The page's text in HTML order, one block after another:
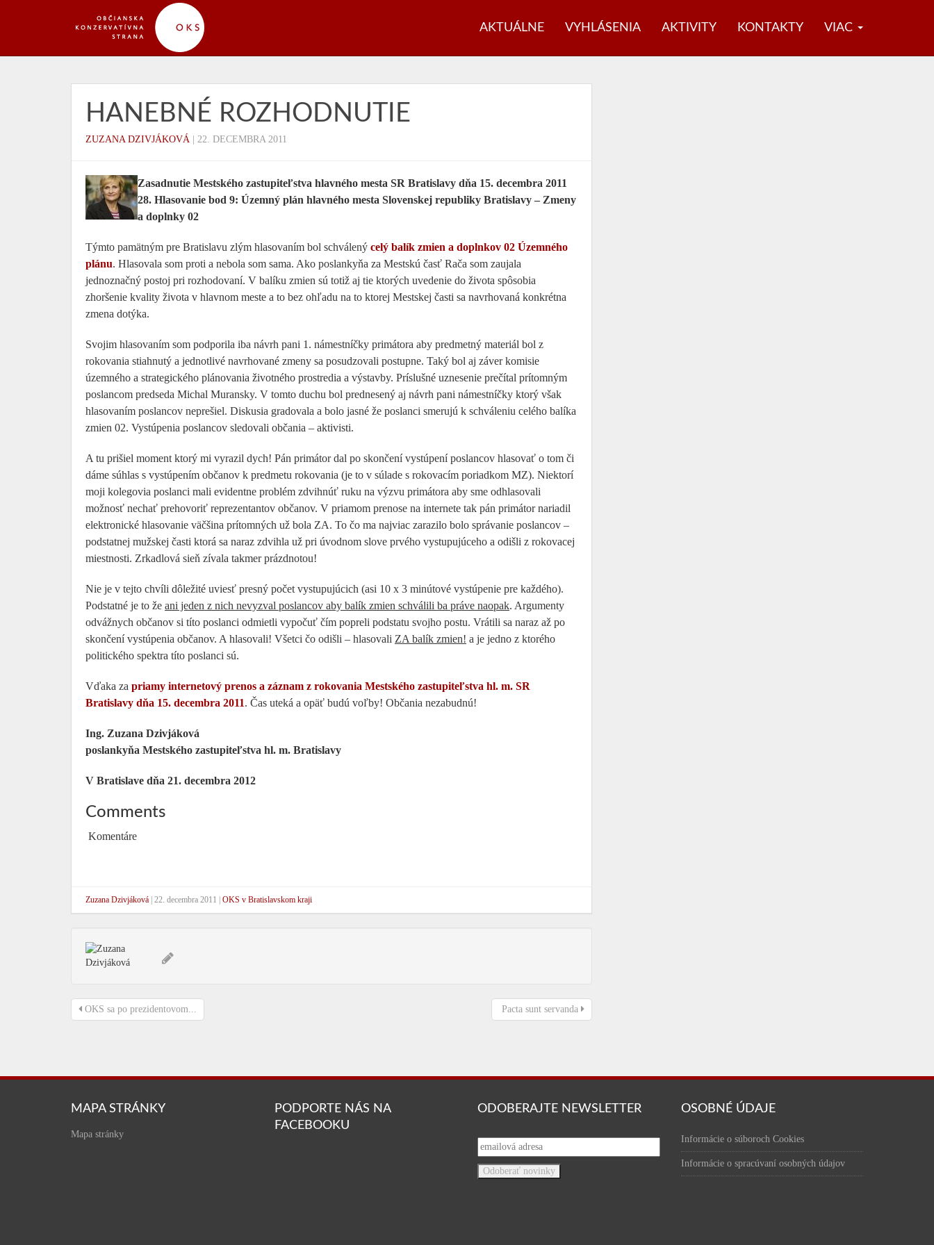
AKTUÁLNE VYHLÁSENIA AKTIVITY KONTAKTY VIAC
HANEBNÉ ROZHODNUTIE
ZUZANA DZIVJÁKOVÁ 22. DECEMBRA 2011
Zasadnutie Mestského zastupiteľstva hlavného mesta SR Bratislavy dňa 15. decembra 2011
28. Hlasovanie bod 9: Územný plán hlavného mesta Slovenskej republiky Bratislavy – Zmeny
a doplnky 02
Týmto pamätným pre Bratislavu zlým hlasovaním bol schválený celý balík zmien a doplnkov 02 Územného
plánu. Hlasovala som proti a nebola som sama. Ako poslankyňa za Mestskú časť Rača som zaujala
jednoznačný postoj pri rozhodovaní. V balíku zmien sú totiž aj tie ktorých uvedenie do života spôsobia
zhoršenie kvality života v hlavnom meste a to bez ohľadu na to ktorej Mestskej časti sa navrhovaná konkrétna
zmena dotýka.
Svojim hlasovaním som podporila iba návrh pani 1. námestníčky primátora aby predmetný materiál bol z
rokovania stiahnutý a jednotlivé navrhované zmeny sa posudzovali postupne. Taký bol aj záver komisie
územného a strategického plánovania životného prostredia a výstavby. Príslušné uznesenie prečítal prítomným
poslancom predseda Michal Muransky. V tomto duchu bol prednesený aj návrh pani námestníčky ktorý však
hlasovaním poslancov neprešiel. Diskusia gradovala a bolo jasné že poslanci smerujú k schváleniu celého balíka
zmien 02. Vystúpenia poslancov sledovali občania – aktivisti.
A tu prišiel moment ktorý mi vyrazil dych! Pán primátor dal po skončení vystúpení poslancov hlasovať o tom či
dáme súhlas s vystúpením občanov k predmetu rokovania (je to v súlade s rokovacím poriadkom MZ). Niektorí
moji kolegovia poslanci mali evidentne problém zdvihnúť ruku na výzvu primátora aby sme odhlasovali
možnosť nechať prehovoriť reprezentantov občanov. V priamom prenose na internete tak pán primátor nariadil
elektronické hlasovanie väčšina prítomných už bola ZA. To čo ma najviac zarazilo bolo správanie poslancov –
podstatnej mužskej časti ktorá sa naraz zdvihla už pri úvodnom slove prvého vystupujúceho a odišli z rokovacej
miestnosti. Zrkadlová sieň zívala takmer prázdnotou!
Nie je v tejto chvíli dôležité uviesť presný počet vystupujúcich (asi 10 x 3 minútové vystúpenie pre každého).
Podstatné je to že ani jeden z nich nevyzval poslancov aby balík zmien schválili ba práve naopak. Argumenty
odvážnych občanov si títo poslanci odmietli vypočuť čím popreli podstatu svojho postu. Vrátili sa naraz až po
skončení vystúpenia občanov. A hlasovali! Všetci čo odišli – hlasovali ZA balík zmien! a je jedno z ktorého
politického spektra títo poslanci sú.
Vďaka za priamy internetový prenos a záznam z rokovania Mestského zastupiteľstva hl. m. SR
Bratislavy dňa 15. decembra 2011. Čas uteká a opäť budú voľby! Občania nezabudnú!
Ing. Zuzana Dzivjáková
poslankyňa Mestského zastupiteľstva hl. m. Bratislavy
V Bratislave dňa 21. decembra 2012
Comments
Komentáre
Zuzana Dzivjáková 22. decembra 2011 OKS v Bratislavskom kraji
OKS sa po prezidentovom... Pacta sunt servanda
MAPA STRÁNKY
Mapa stránky
PODPORTE NÁS NA
FACEBOOKU
ODOBERAJTE NEWSLETTER OSOBNÉ ÚDAJE
Informácie o súboroch Cookies
Informácie o spracúvaní osobných údajov